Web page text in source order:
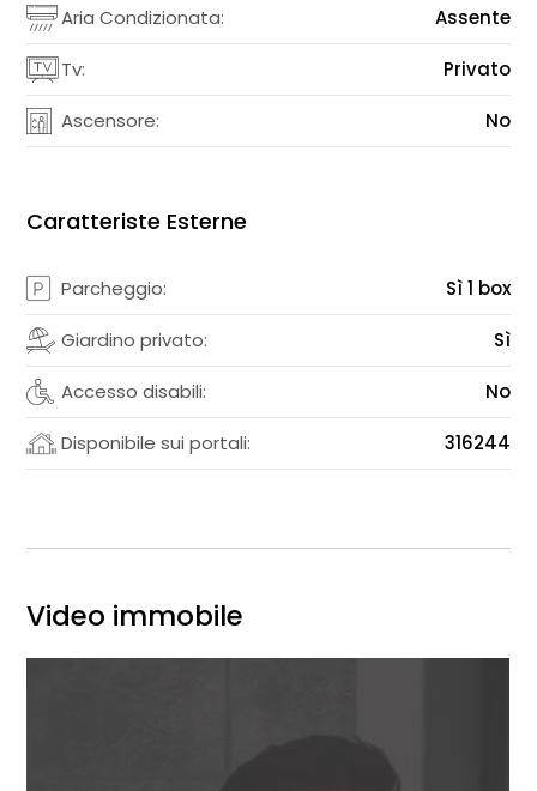
Aria Condizionata: Assente
Tv: Privato
Ascensore: No
Caratteriste Esterne
Parcheggio: Sì 1 box
Giardino privato: Sì
Accesso disabili: No
Disponibile sui portali: 316244
Video immobile